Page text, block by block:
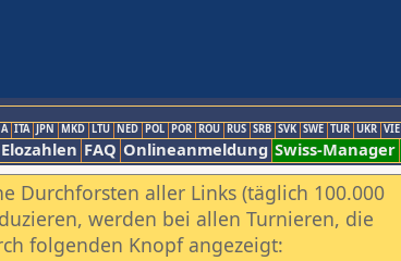
ITA JPN MKD LTU NED POL POR ROU RUS SRB SVK SWE TUR UKR VIE
Elozahlen FAQ Onlineanmeldung Swiss-Manager
Durchforsten aller Links (täglich 100.000
werden bei allen Turnieren, die
folgenden Knopf angezeigt: